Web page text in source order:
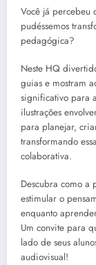
Você já percebeu
pudéssemos
pedagógica?
Neste HQ
guias e mostram
significativo para
ilustrações
para planejar,
transformando
colaborativa.
Descubra como a
estimular o
enquanto
Um convite para
lado de seus
audiovisual!